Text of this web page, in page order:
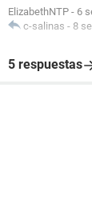
ElizabethNTP - 6
c-salinas - 8
5 respuestas